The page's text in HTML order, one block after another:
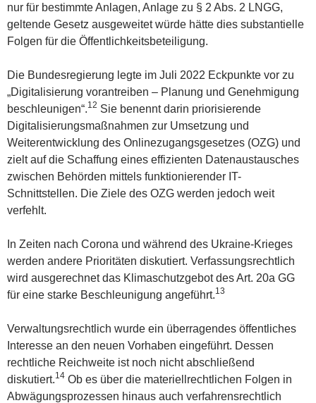
nur für bestimmte Anlagen, Anlage zu § 2 Abs. 2 LNGG,
geltende Gesetz ausgeweitet würde hätte dies substantielle
Folgen für die Öffentlichkeitsbeteiligung.
Die Bundesregierung legte im Juli 2022 Eckpunkte vor zu
„Digitalisierung vorantreiben – Planung und Genehmigung
beschleunigen“.12 Sie benennt darin priorisierende
Digitalisierungsmaßnahmen zur Umsetzung und
Weiterentwicklung des Onlinezugangsgesetzes (OZG) und
zielt auf die Schaffung eines effizienten Datenaustausches
zwischen Behörden mittels funktionierender IT-
Schnittstellen. Die Ziele des OZG werden jedoch weit
verfehlt.
In Zeiten nach Corona und während des Ukraine-Krieges
werden andere Prioritäten diskutiert. Verfassungsrechtlich
wird ausgerechnet das Klimaschutzgebot des Art. 20a GG
für eine starke Beschleunigung angeführt.13
Verwaltungsrechtlich wurde ein überragendes öffentliches
Interesse an den neuen Vorhaben eingeführt. Dessen
rechtliche Reichweite ist noch nicht abschließend
diskutiert.14 Ob es über die materiellrechtlichen Folgen in
Abwägungsprozessen hinaus auch verfahrensrechtlich